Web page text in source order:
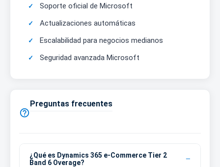
Soporte oficial de Microsoft
Actualizaciones automáticas
Escalabilidad para negocios medianos
Seguridad avanzada Microsoft

Preguntas frecuentes
¿Qué es Dynamics 365 e-Commerce Tier 2
Band 6 Overage?